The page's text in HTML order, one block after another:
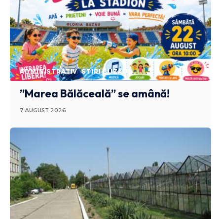
ADMINISTRATIV STIRI BUZAU
”Marea Bălăceală” se amână!
7 AUGUST 2026